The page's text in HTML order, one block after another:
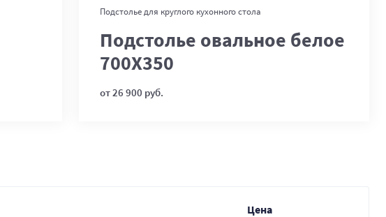
В корзину
Подстолье для круглого кухонного стола
Подстолье овальное белое
700Х350
от 26 900 руб.
Цена